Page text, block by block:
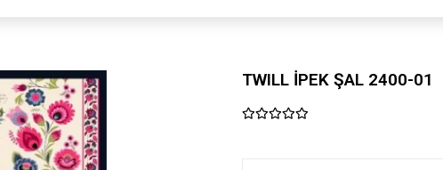
TWILL İPEK ŞAL 2400-01